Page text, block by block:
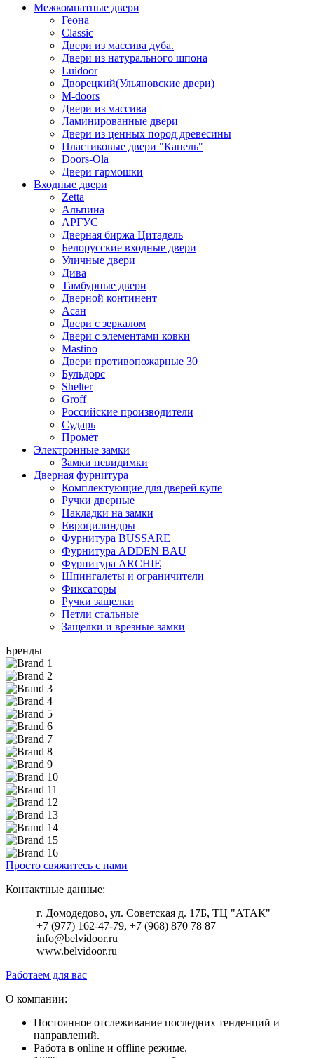
Межкомнатные двери
Геона
Classic
Двери из массива дуба.
Двери из натурального шпона
Luidoor
Дворецкий(Ульяновские двери)
M-doors
Двери из массива
Ламинированные двери
Двери из ценных пород древесины
Пластиковые двери "Капель"
Doors-Ola
Двери гармошки
Входные двери
Zetta
Альпина
АРГУС
Дверная биржа Цитадель
Белорусские входные двери
Уличные двери
Дива
Тамбурные двери
Дверной континент
Асан
Двери с зеркалом
Двери с элементами ковки
Mastino
Двери противопожарные 30
Бульдорс
Shelter
Groff
Российские производители
Сударь
Промет
Электронные замки
Замки невидимки
Дверная фурнитура
Комплектующие для дверей купе
Ручки дверные
Накладки на замки
Евроцилиндры
Фурнитура BUSSARE
Фурнитура ADDEN BAU
Фурнитура ARCHIE
Шпингалеты и ограничители
Фиксаторы
Ручки защелки
Петли стальные
Защелки и врезные замки
Бренды
Просто свяжитесь с нами
Контактные данные:
г. Домодедово, ул. Советская д. 17Б, ТЦ "АТАК"
+7 (977) 162-47-79, +7 (968) 870 78 87
info@belvidoor.ru
www.belvidoor.ru
Работаем для вас
О компании:
Постоянное отслеживание последних тенденций и
направлений.
Работа в online и offline режиме.